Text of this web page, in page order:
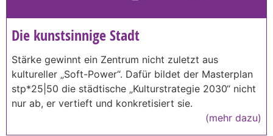
Die kunstsinnige Stadt
Stärke gewinnt ein Zentrum nicht zuletzt aus
kultureller „Soft-Power“. Dafür bildet der Masterplan
stp*25|50 die städtische „Kulturstrategie 2030“ nicht
nur ab, er vertieft und konkretisiert sie.
(mehr dazu)